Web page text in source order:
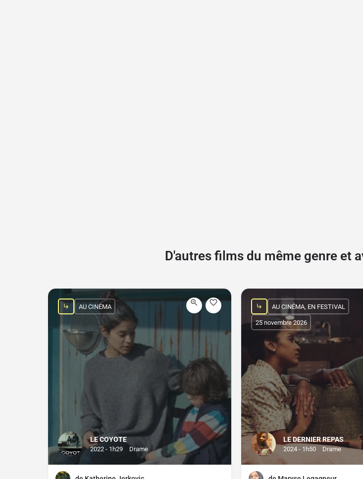
D'autres films du même genre et
LE COYOTE
2022 - 1h29 Drame
AU CINÉMA
LE DERNIER REPAS
2024 - 1h50 Drame
AU CINÉMA, EN FESTIVAL
25 novembre 2026